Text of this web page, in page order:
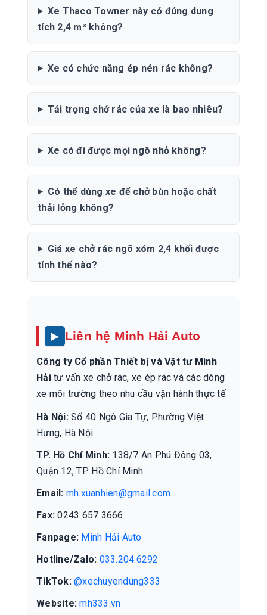
Xe Thaco Towner này có đúng dung
tích 2,4 m³ không?
Xe có chức năng ép nén rác không?
Tải trọng chở rác của xe là bao nhiêu?
Xe có đi được mọi ngõ nhỏ không?
Có thể dùng xe để chở bùn hoặc chất
thải lỏng không?
Giá xe chở rác ngõ xóm 2,4 khối được
tính thế nào?
Liên hệ Minh Hải Auto
Công ty Cổ phần Thiết bị và Vật tư Minh
Hảitư vấn xe chở rác, xe ép rác và các dòng
xe môi trường theo nhu cầu vận hành thực tế.
Hà Nội:Số 40 Ngô Gia Tự, Phường Việt
Hưng, Hà Nội
TP. Hồ Chí Minh: 138/7 An Phú Đông 03,
Quận 12, TP. Hồ Chí Minh
Email: mh.xuanhien@gmail.com
Fax: 0243 657 3666
Fanpage: Minh Hải Auto
Hotline/Zalo: 033.204.6292
TikTok: @xechuyendung333
Website: mh333.vn